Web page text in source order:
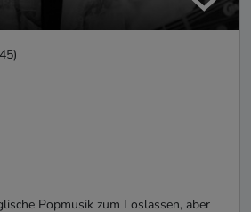
Popmusik zum Loslassen, aber